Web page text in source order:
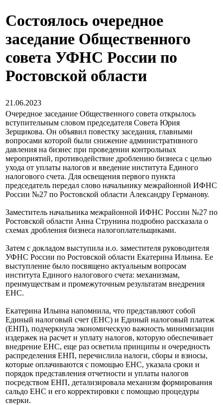
Состоялось очередное
заседание Общественного
совета УФНС России по
Ростовской области
21.06.2023
Очередное заседание Общественного совета открылось
вступительным словом председателя Совета Юрия
Зерщикова. Он объявил повестку заседания, главными
вопросами которой были снижение административного
давления на бизнес при проведении контрольных
мероприятий, противодействие дроблению бизнеса с целью
ухода от уплаты налогов и введение института Единого
налогового счета. Для освещения первого пункта
председатель передал слово начальнику межрайонной ИФНС
России №27 по Ростовской области Александру Германову.
Заместитель начальника межрайонной ИФНС России №27 по
Ростовской области Анна Струнина подробно рассказала о
схемах дробления бизнеса налогоплательщиками.
Затем с докладом выступила и.о. заместителя руководителя
УФНС России по Ростовской области Екатерина Ильина. Ее
выступление было посвящено актуальным вопросам
института Единого налогового счета: механизмам,
преимуществам и промежуточным результатам внедрения
ЕНС.
Екатерина Ильина напомнила, что представляют собой
Единый налоговый счет (ЕНС) и Единый налоговый платеж
(ЕНП), подчеркнула экономическую важность минимизации
издержек на расчет и уплату налогов, которую обеспечивает
внедрение ЕНС, еще раз осветила принципы и очередность
распределения ЕНП, перечислила налоги, сборы и взносы,
которые оплачиваются с помощью ЕНС, указала сроки и
порядок представления отчетности и уплаты налогов
посредством ЕНП, детализировала механизм формирования
сальдо ЕНС и его корректировки с помощью процедуры
сверки.